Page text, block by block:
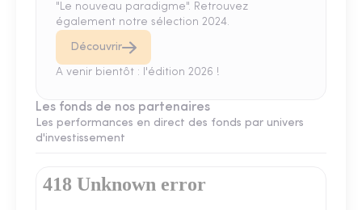
"Le nouveau paradigme". Retrouvez
également notre sélection 2024.
Découvrir
A venir bientôt : l'édition 2026 !
Les fonds de nos partenaires
Les performances en direct des fonds par univers
d'investissement